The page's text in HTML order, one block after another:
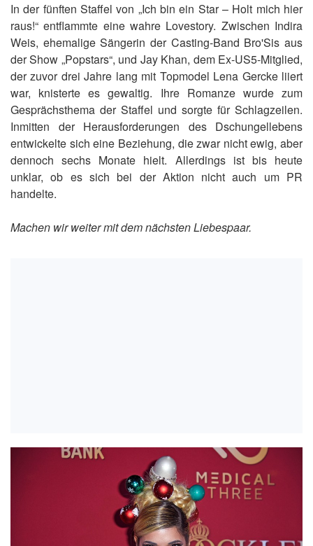
In der fünften Staffel von „Ich bin ein Star – Holt mich hier
raus!“ entflammte eine wahre Lovestory. Zwischen Indira
Weis, ehemalige Sängerin der Casting-Band Bro'Sis aus
der Show „Popstars“, und Jay Khan, dem Ex-US5-Mitglied,
der zuvor drei Jahre lang mit Topmodel Lena Gercke liiert
war, knisterte es gewaltig. Ihre Romanze wurde zum
Gesprächsthema der Staffel und sorgte für Schlagzeilen.
Inmitten der Herausforderungen des Dschungellebens
entwickelte sich eine Beziehung, die zwar nicht ewig, aber
dennoch sechs Monate hielt. Allerdings ist bis heute
unklar, ob es sich bei der Aktion nicht auch um PR
handelte.
Machen wir weiter mit dem nächsten Liebespaar.